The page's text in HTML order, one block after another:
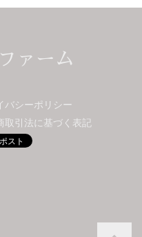
ァーム
バシーポリシー
取引法に基づく表記